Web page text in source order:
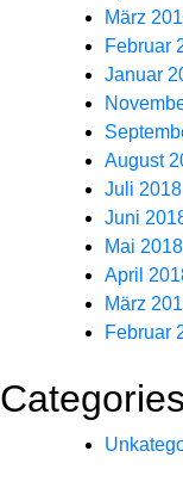
März
Februar
Januar
August
Juli 2018
Juni
Mai 2018
April
März
Februar
Categories